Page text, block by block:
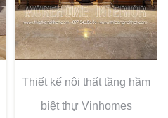
Thiết kế nội thất tầng hầm
biệt thự Vinhomes